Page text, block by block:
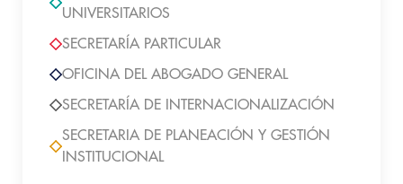
UNIVERSITARIOS
SECRETARÍA PARTICULAR
OFICINA DEL ABOGADO GENERAL
SECRETARÍA DE INTERNACIONALIZACIÓN
SECRETARIA DE PLANEACIÓN Y GESTIÓN
INSTITUCIONAL